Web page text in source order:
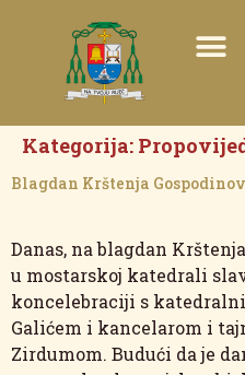
Kategorija:
Blagdan Krštenja
Danas, na blagdan
u mostarskoj katedrali
koncelebraciji s
Galićem i kancelarom i
Zirdumom. Budući da je